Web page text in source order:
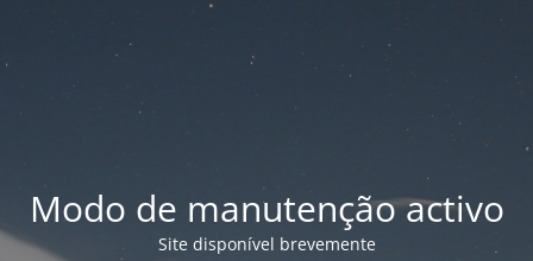
Modo de manutenção activo
Site disponível brevemente